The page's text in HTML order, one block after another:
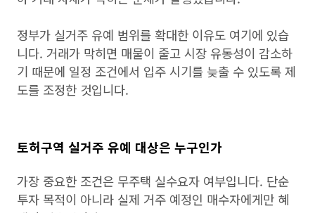
정부가 실거주 유예 범위를 확대한 이유도 여기에 있습
니다. 거래가 막히면 매물이 줄고 시장 유동성이 감소하
기 때문에 일정 조건에서 입주 시기를 늦출 수 있도록 제
도를 조정한 것입니다.
토허구역 실거주 유예 대상은 누구인가
가장 중요한 조건은 무주택 실수요자 여부입니다. 단순
투자 목적이 아니라 실제 거주 예정인 매수자에게만 혜